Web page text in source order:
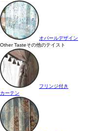
オパールデザイン
Other Tasteその他のテイスト
フリンジ付き
カーテン